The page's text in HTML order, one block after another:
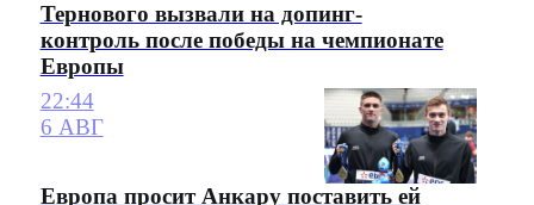
Тернового вызвали на допинг-
контроль после победы на чемпионате
Европы
22:44
6 АВГ
Европа просит Анкару поставить ей